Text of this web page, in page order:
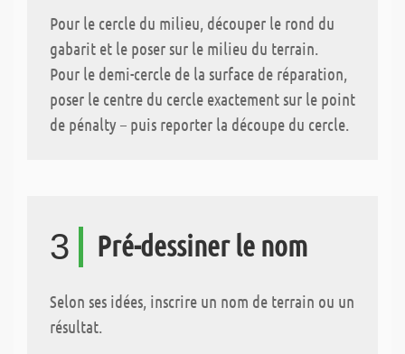
Pour le cercle du milieu, découper le rond du
gabarit et le poser sur le milieu du terrain.
Pour le demi-cercle de la surface de réparation,
poser le centre du cercle exactement sur le point
de pénalty – puis reporter la découpe du cercle.
3 Pré-dessiner le nom
Selon ses idées, inscrire un nom de terrain ou un
résultat.